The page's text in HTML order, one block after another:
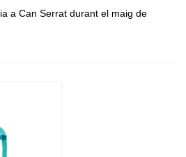
a Can Serrat durant el maig de